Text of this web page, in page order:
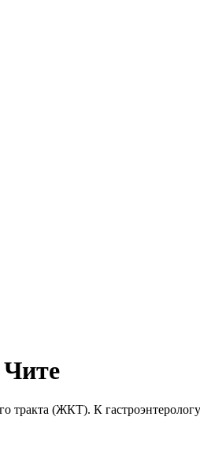
Чите
тракта (ЖКТ). К